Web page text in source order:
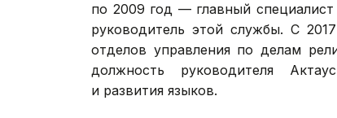
по 2009 год — главный
руководитель этой службы. С
отделов управления по делам
должность руководителя
и развития языков.